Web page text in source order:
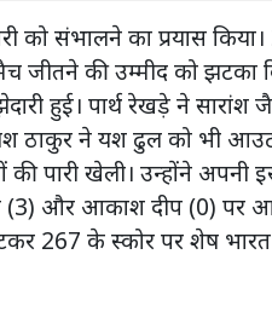
को संभालने का प्रयास
जीतने की उम्मीद को झटका
हुई। पार्थ रेखड़े ने
ठाकुर ने यश ढुल को भी
पारी खेली। उन्होंने
और आकाश दीप (0) पर
267 के स्कोर पर शेष